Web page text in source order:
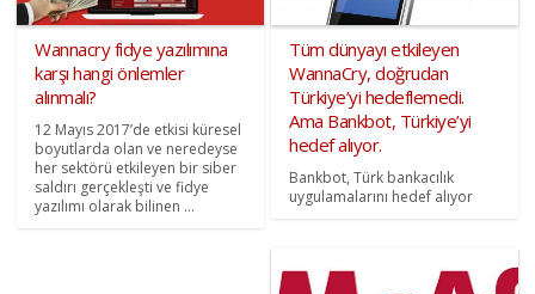
Wannacry fidye yazılımına
karşı hangi önlemler
alınmalı?
12 Mayıs 2017’de etkisi küresel
boyutlarda olan ve neredeyse
her sektörü etkileyen bir siber
saldırı gerçekleşti ve fidye
yazılımı olarak bilinen ...
Tüm dünyayı etkileyen
WannaCry, doğrudan
Türkiye’yi hedeflemedi.
Ama Bankbot, Türkiye’yi
hedef alıyor.
Bankbot, Türk bankacılık
uygulamalarını hedef alıyor